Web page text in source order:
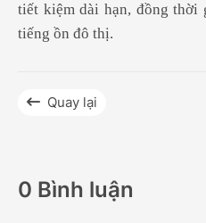
tiết kiệm dài hạn, đồng thời
tiếng ồn đô thị.
Quay lại
0 Bình luận